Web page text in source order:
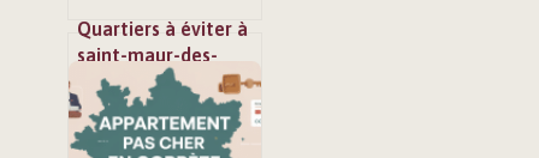
Quartiers à éviter à
saint-maur-des-
fossés : ce qu’il faut
vraiment savoir